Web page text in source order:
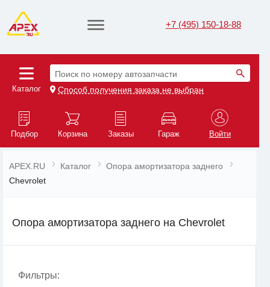
+7 (495) 150-18-88
Каталог
Поиск по номеру автозапчасти
Способ получения заказа не выбран
Подбор Корзина Заказы Гараж Войти
APEX.RU Каталог
Опора амортизатора заднего
Chevrolet
Опора амортизатора заднего на Chevrolet
Фильтры: